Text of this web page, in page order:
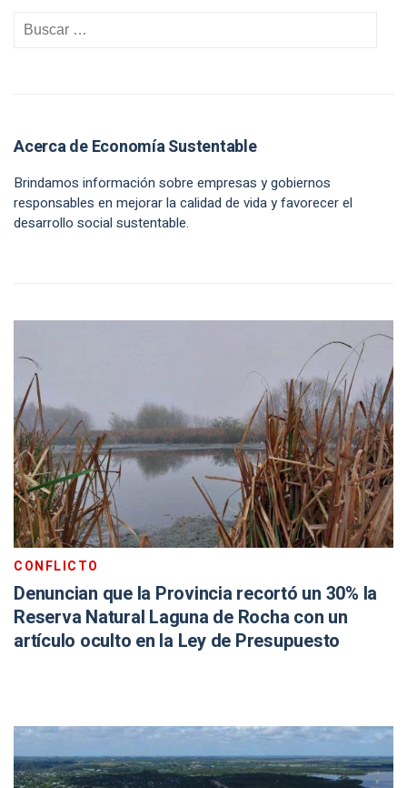
Acerca de Economía Sustentable
Brindamos información sobre empresas y gobiernos
responsables en mejorar la calidad de vida y favorecer el
desarrollo social sustentable.
CONFLICTO
Denuncian que la Provincia recortó un 30% la
Reserva Natural Laguna de Rocha con un
artículo oculto en la Ley de Presupuesto